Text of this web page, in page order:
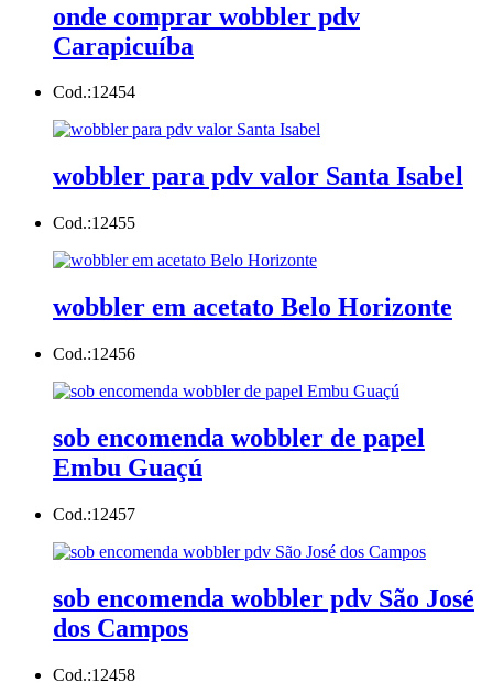
onde comprar wobbler pdv
Carapicuíba
Cod.:12454
wobbler para pdv valor Santa Isabel
Cod.:12455
wobbler em acetato Belo Horizonte
Cod.:12456
sob encomenda wobbler de papel
Embu Guaçú
Cod.:12457
sob encomenda wobbler pdv São José
dos Campos
Cod.:12458